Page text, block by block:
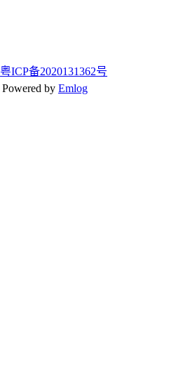
粤ICP备2020131362号
Powered by Emlog